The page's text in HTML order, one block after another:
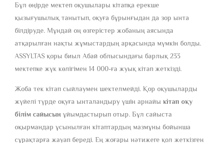
Бұл өңірде мектеп оқушылары кітапқа ерекше
қызығушылық танытып, оқуға бұрынғыдан да зор ынта
білдіруде. Мұндай оң өзгерістер жобаның аясында
атқарылған нақты жұмыстардың арқасында мүмкін болды.
ASSYLTAS қоры биыл Абай облысындағы барлық 233
мектепке жүк көлігімен 14 000-ға жуық кітап жеткізді.
Жоба тек кітап сыйлаумен шектелмейді. Қор оқушыларды
жүйелі түрде оқуға ынталандыру үшін арнайы кітап оқу
білім сайысын ұйымдастырып отыр. Бұл сайыста
оқырмандар ұсынылған кітаптардың мазмұны бойынша
сұрақтарға жауап береді. Ең жоғары нәтижеге қол жеткізген